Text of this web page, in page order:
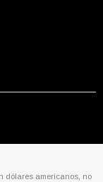
dólares americanos, no